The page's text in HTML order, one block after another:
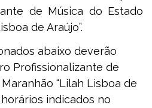
de Música do Estado
de Araújo”.
abaixo deverão
Profissionalizante de
“Lilah Lisboa de
horários indicados no